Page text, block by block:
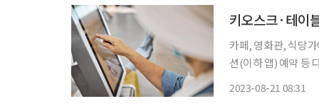
키오스크·테이
카페, 영화관, 식당
션(이하 앱) 예약 등
2023-08-21 08:31